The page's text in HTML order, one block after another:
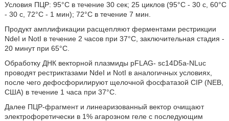
Условия ПЦР: 95°С в течение 30 сек; 25 циклов (95°С - 30 с, 60°С
- 30 с, 72°С - 1 мин); 72°С в течение 7 мин.
Продукт амплификации расщепляют ферментами рестрикции
NdeI и NotI в течение 2 часов при 37°C, заключительная стадия -
20 минут при 65°C.
Обработку ДНК векторной плазмиды pFLAG- sc14D5a-NLuc
проводят рестриктазами NdeI и NotI в аналогичных условиях,
после чего дефосфорилируют щелочной фосфатазой CIP (NEB,
США) в течение 1 часа при 37°C.
Далее ПЦР-фрагмент и линеаризованный вектор очищают
электрофоретически в 1% агарозном геле с последующим